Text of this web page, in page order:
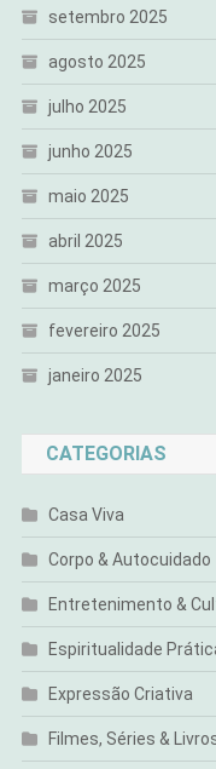
setembro 2025
agosto 2025
julho 2025
junho 2025
maio 2025
abril 2025
março 2025
fevereiro 2025
janeiro 2025
CATEGORIAS
Casa Viva
Corpo & Autocuidado
Entretenimento &
Espiritualidade
Expressão Criativa
Filmes, Séries &